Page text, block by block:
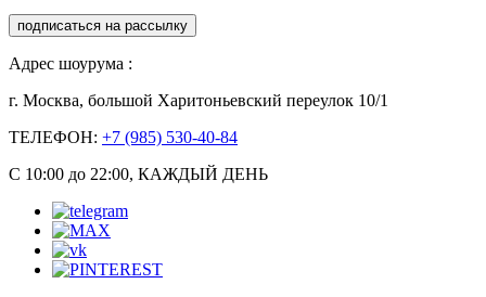
подписаться на рассылку
Адрес шоурума :
г. Москва, большой Харитоньевский переулок 10/1
ТЕЛЕФОН: +7 (985) 530-40-84
С 10:00 до 22:00, КАЖДЫЙ ДЕНЬ